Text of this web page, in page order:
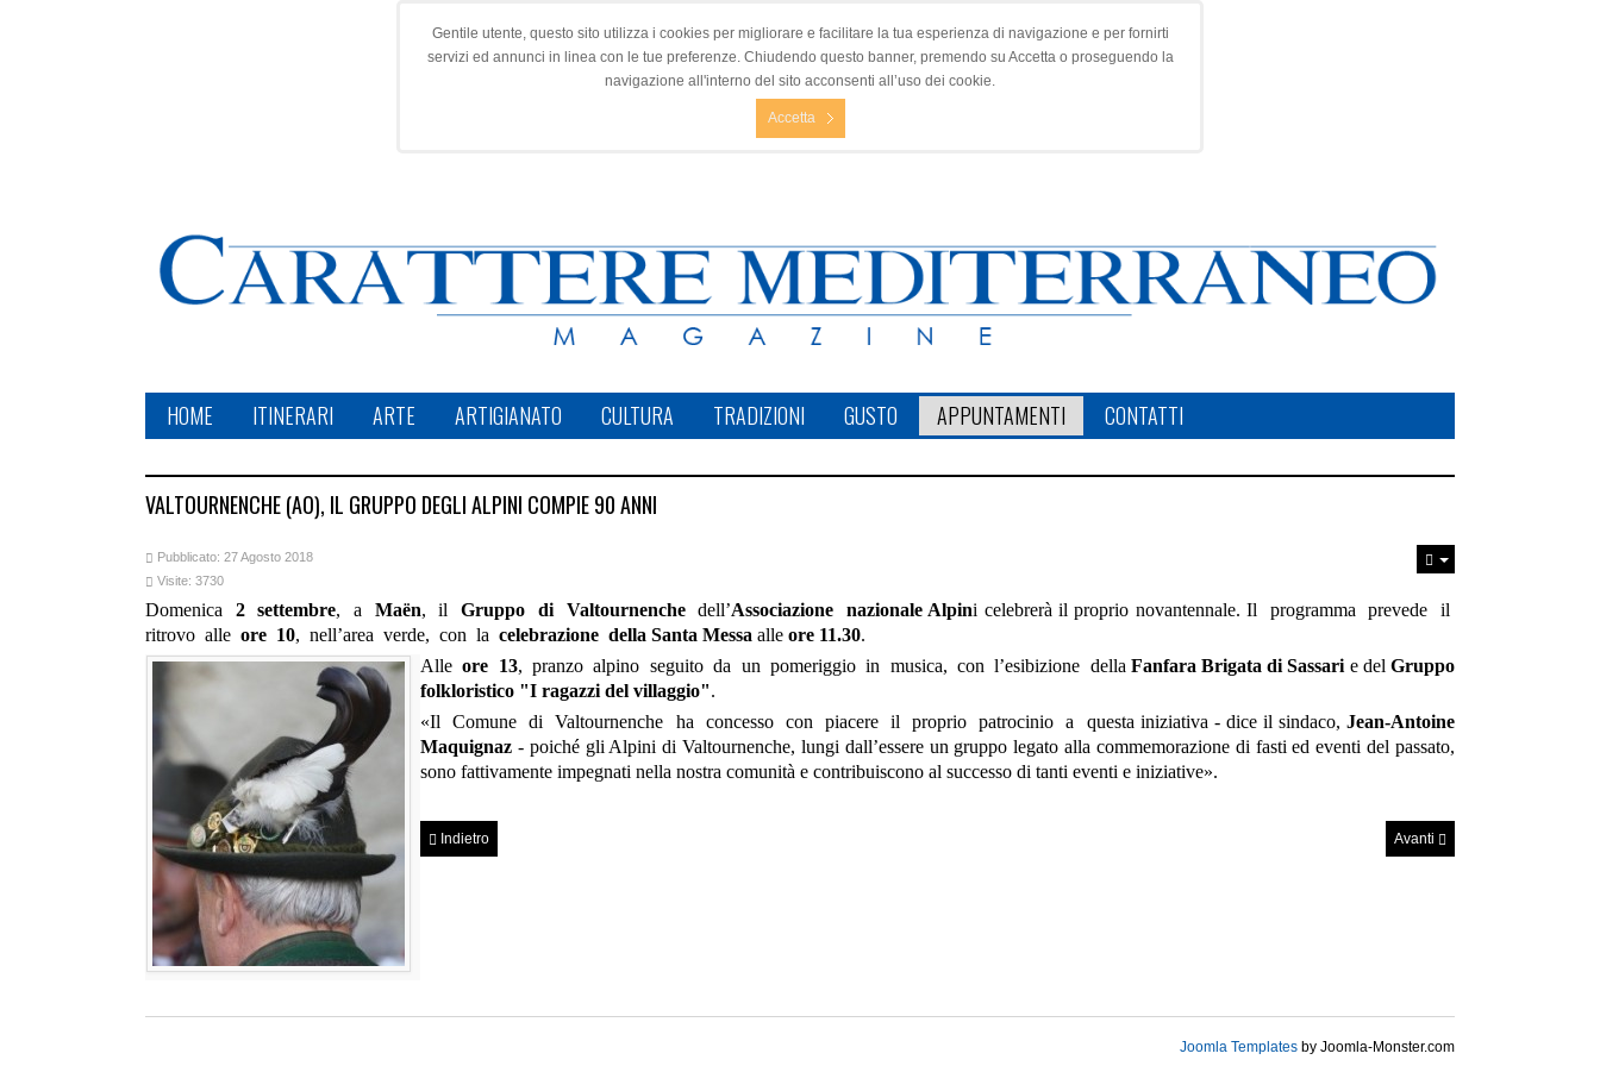
Gentile utente, questo sito utilizza i cookies per migliorare e facilitare la tua esperienza di navigazione e per fornirti
servizi ed annunci in linea con le tue preferenze. Chiudendo questo banner, premendo su Accetta o proseguendo la
navigazione all'interno del sito acconsenti all’uso dei cookie.
Accetta
HOME ITINERARI ARTE ARTIGIANATO CULTURA TRADIZIONI GUSTO APPUNTAMENTI CONTATTI
VALTOURNENCHE (AO), IL GRUPPO DEGLI ALPINI COMPIE 90 ANNI
Pubblicato: 27 Agosto 2018
Visite: 3730
Domenica 2 settembre, a Maën, ilGruppo di Valtournenchedell’Associazione nazionale Alpini celebrerà il proprio novantennale. Il programma prevede il
ritrovo alle ore 10, nell’area verde, con la celebrazione della Santa Messa alle ore 11.30.
Alleore 13, pranzo alpino seguito da un pomeriggio in musica, con l’esibizione della Fanfara Brigata di Sassari e del Gruppo
folkloristico "I ragazzi del villaggio".
«Il Comune di Valtournenche ha concesso con piacere il proprio patrocinio a questa iniziativa - dice il sindaco,Jean-Antoine
Maquignaz - poiché gli Alpini di Valtournenche, lungi dall’essere un gruppo legato alla commemorazione di fasti ed eventi del passato,
sono fattivamente impegnati nella nostra comunità e contribuiscono al successo di tanti eventi e iniziative».
Indietro Avanti
Joomla Templates by Joomla-Monster.com